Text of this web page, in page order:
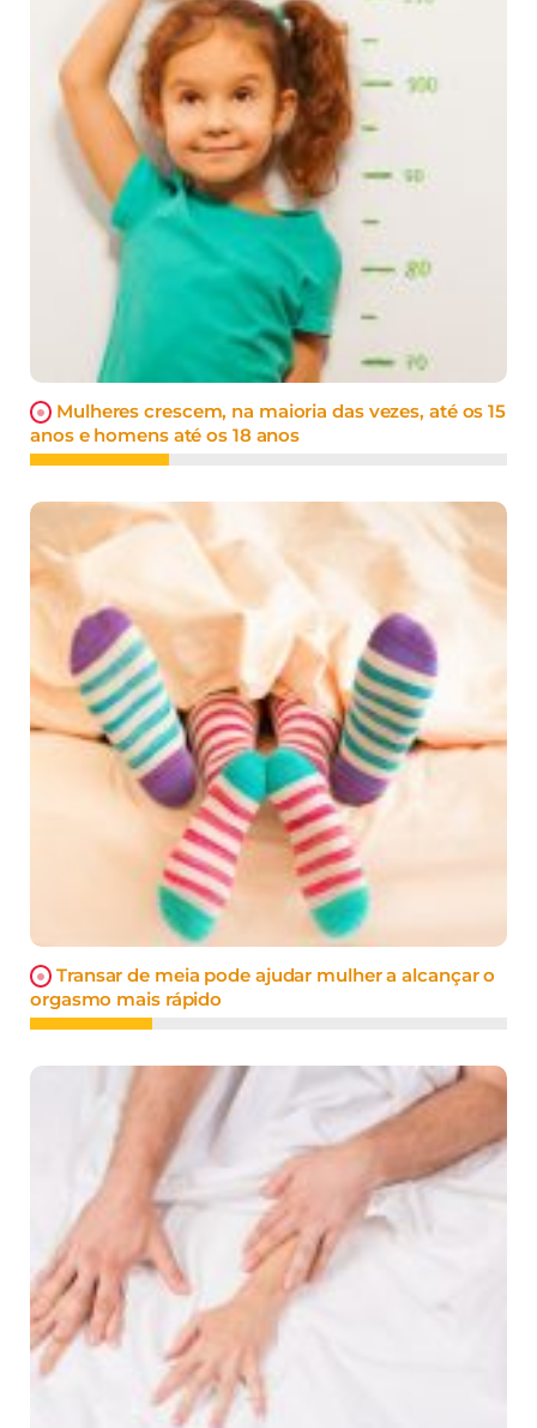
Mulheres crescem, na maioria das vezes, até os 15
anos e homens até os 18 anos
Transar de meia pode ajudar mulher a alcançar o
orgasmo mais rápido